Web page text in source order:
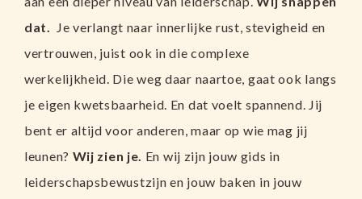
dat. Je verlangt naar innerlijke rust, stevigheid en
vertrouwen, juist ook in die complexe
werkelijkheid. Die weg daar naartoe, gaat ook langs
je eigen kwetsbaarheid. En dat voelt spannend. Jij
bent er altijd voor anderen, maar op wie mag jij
leunen? Wij zien je. En wij zijn jouw gids in
leiderschapsbewustzijn en jouw baken in jouw